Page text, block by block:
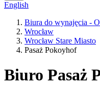
English
Biura do wynajęcia -
Wrocław
Wrocław Stare Miasto
Pasaż Pokoyhof
Biuro Pasaż